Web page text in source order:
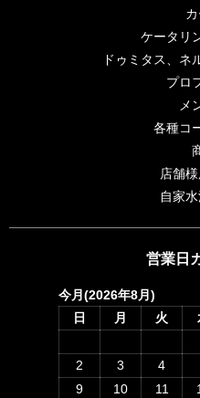
ケータリ
ドゥミタス、ネ
プロ
メ
各種コ
店舗
自家
営業日
今月(2026年8月)
日
月 火
2
3 4
9
10 11